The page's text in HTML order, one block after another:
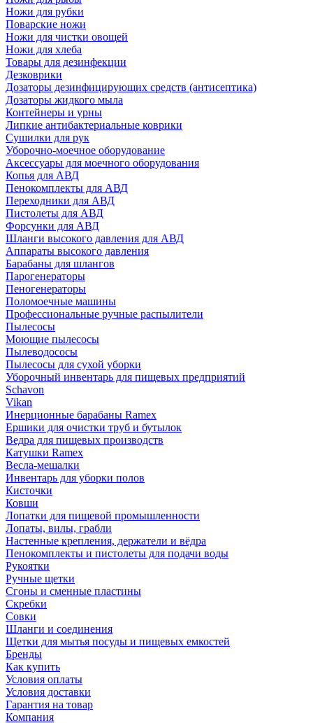
Ножи для рубки
Поварские ножи
Ножи для чистки овощей
Ножи для хлеба
Товары для дезинфекции
Дезковрики
Дозаторы дезинфицирующих средств (антисептика)
Дозаторы жидкого мыла
Контейнеры и урны
Липкие антибактериальные коврики
Сушилки для рук
Уборочно-моечное оборудование
Аксессуары для моечного оборудования
Копья для АВД
Пенокомплекты для АВД
Переходники для АВД
Пистолеты для АВД
Форсунки для АВД
Шланги высокого давления для АВД
Аппараты высокого давления
Барабаны для шлангов
Парогенераторы
Пеногенераторы
Поломоечные машины
Профессиональные ручные распылители
Пылесосы
Моющие пылесосы
Пылеводососы
Пылесосы для сухой уборки
Уборочный инвентарь для пищевых предприятий
Schavon
Vikan
Инерционные барабаны Ramex
Ершики для очистки труб и бутылок
Ведра для пищевых производств
Катушки Ramex
Весла-мешалки
Инвентарь для уборки полов
Кисточки
Ковши
Лопатки для пищевой промышленности
Лопаты, вилы, грабли
Настенные крепления, держатели и вёдра
Пенокомплекты и пистолеты для подачи воды
Рукоятки
Ручные щетки
Сгоны и сменные пластины
Скребки
Совки
Шланги и соединения
Щетки для мытья посуды и пищевых емкостей
Бренды
Как купить
Условия оплаты
Условия доставки
Гарантия на товар
Компания